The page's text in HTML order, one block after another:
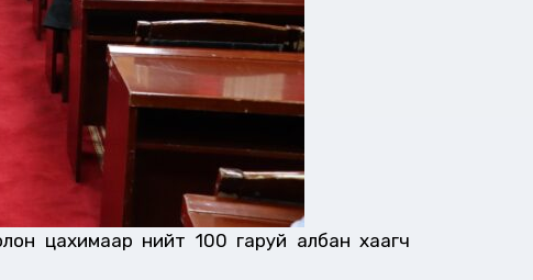
цахимаар нийт 100 гаруй албан хаагч